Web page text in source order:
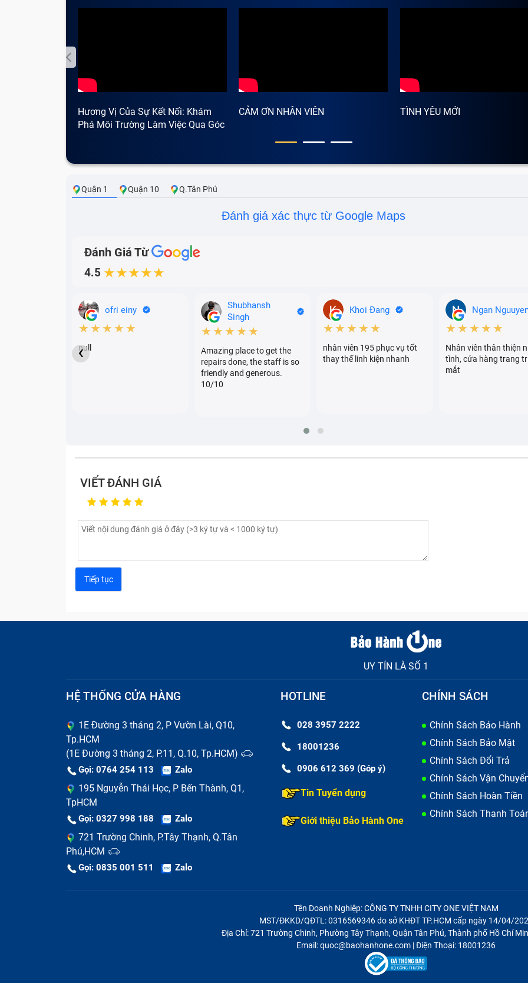
Hương Vị Của Sự Kết Nối: Khám
Phá Môi Trường Làm Việc Qua Góc
CẢM ƠN NHÂN VIÊN TÌNH YÊU MỚI
Quận 1 Quận 10 Q.Tân Phú
Đánh giá xác thực từ Google Maps
Đánh Giá Từ
4.5 ★★★★★
ofri einy
★★★★★
null
Shubhansh
Singh
★★★★★
Amazing place to get the
repairs done, the staff is so
friendly and generous.
10/10
Khoi Đang
★★★★★
nhân viên 195 phục vụ tốt
thay thế linh kiện nhanh
Ngan
★★★★★
Nhân viên thân thiện
tình, cửa hàng trang
mắt
‹
VIẾT ĐÁNH GIÁ
UY TÍN LÀ SỐ 1
HỆ THỐNG CỬA HÀNG
1E Đường 3 tháng 2, P Vườn Lài, Q10,
Tp.HCM
(1E Đường 3 tháng 2, P.11, Q.10, Tp.HCM)
Gọi: 0764 254 113 Zalo
195 Nguyễn Thái Học, P Bến Thành, Q1,
TpHCM
Gọi: 0327 998 188 Zalo
721 Trường Chinh, P.Tây Thạnh, Q.Tân
Phú,HCM
Gọi: 0835 001 511 Zalo
HOTLINE
028 3957 2222
18001236
0906 612 369 (Góp ý)
Tin Tuyển dụng
Giới thiệu Bảo Hành One
CHÍNH SÁCH
Chính Sách Bảo Hành
Chính Sách Bảo Mật
Chính Sách Đổi Trả
Chính Sách Vận
Chính Sách Hoàn Tiền
Chính Sách Thanh
Tên Doanh Nghiệp: CÔNG TY TNHH CITY ONE VIỆT NAM
MST/ĐKKD/QĐTL: 0316569346 do sở KHĐT TP.HCM cấp ngày 14/04/
Địa Chỉ: 721 Trường Chinh, Phường Tây Thạnh, Quận Tân Phú, Thành phố Hồ Chí
Email: quoc@baohanhone.com | Điện Thoại: 18001236